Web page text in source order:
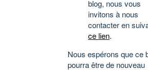
blog, nous vous
invitons à nous
contacter en
ce lien.
Nous espérons que ce
pourra être de nouveau